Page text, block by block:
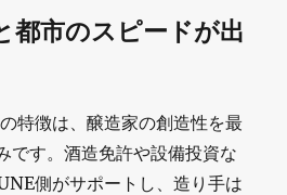
都市のスピードが出
特徴は、醸造家の創造性を最
です。酒造免許や設備投資な
側がサポートし、造り手は